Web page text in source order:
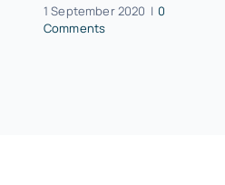
1 September 2020 | 0
Comments